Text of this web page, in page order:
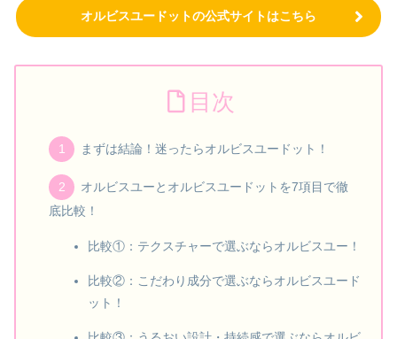
オルビスユードットの公式サイトはこちら
目次
まずは結論！迷ったらオルビスユードット！
オルビスユーとオルビスユードットを7項目で徹
底比較！
比較①：テクスチャーで選ぶならオルビスユー！
比較②：こだわり成分で選ぶならオルビスユード
ット！